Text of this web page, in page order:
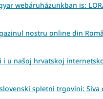
webáruházunkban is:
nostru online din
i u našoj hrvatskoj
spletni trgovini: